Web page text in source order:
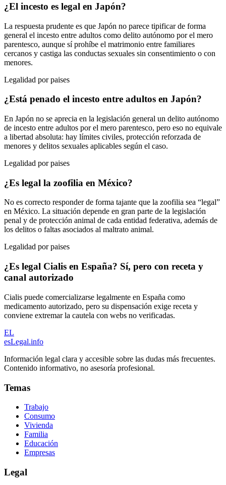
¿El incesto es legal en Japón?
La respuesta prudente es que Japón no parece tipificar de forma
general el incesto entre adultos como delito autónomo por el mero
parentesco, aunque sí prohíbe el matrimonio entre familiares
cercanos y castiga las conductas sexuales sin consentimiento o con
menores.
Legalidad por paises
¿Está penado el incesto entre adultos en Japón?
En Japón no se aprecia en la legislación general un delito autónomo
de incesto entre adultos por el mero parentesco, pero eso no equivale
a libertad absoluta: hay límites civiles, protección reforzada de
menores y delitos sexuales aplicables según el caso.
Legalidad por paises
¿Es legal la zoofilia en México?
No es correcto responder de forma tajante que la zoofilia sea “legal”
en México. La situación depende en gran parte de la legislación
penal y de protección animal de cada entidad federativa, además de
los delitos o faltas asociados al maltrato animal.
Legalidad por paises
¿Es legal Cialis en España? Sí, pero con receta y
canal autorizado
Cialis puede comercializarse legalmente en España como
medicamento autorizado, pero su dispensación exige receta y
conviene extremar la cautela con webs no verificadas.
EL
esLegal.info
Información legal clara y accesible sobre las dudas más frecuentes.
Contenido informativo, no asesoría profesional.
Temas
Trabajo
Consumo
Vivienda
Familia
Educación
Empresas
Legal